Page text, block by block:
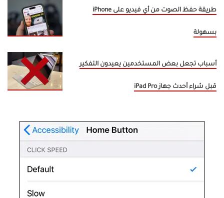
طريقة حفظ الصوت من أي فيديو على iPhone
بسهولة
أسباب تجعل بعض المستخدمين يعيدون التفكير
قبل شراء أحدث جهاز iPad Pro